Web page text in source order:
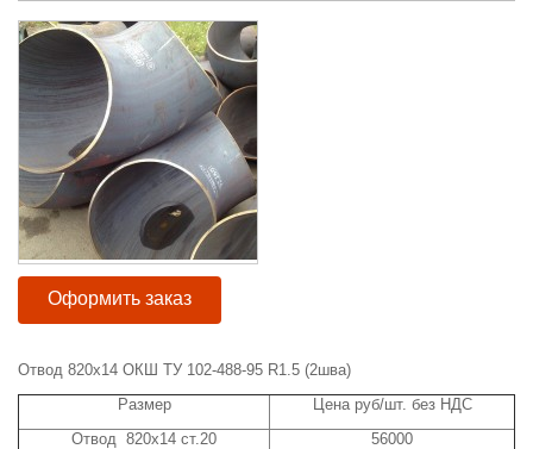
Оформить заказ
Отвод 820х14 ОКШ ТУ 102-488-95 R1.5 (2шва)
Размер
Цена руб/шт. без НДС
Отвод 820х14 ст.20
56000